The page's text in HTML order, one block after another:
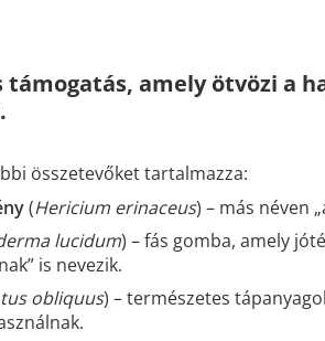
támogatás, amely ötvözi a
összetevőket tartalmazza:
(Hericium erinaceus) – más néven
lucidum) – fás gomba, amely
is nevezik.
obliquus) – természetes